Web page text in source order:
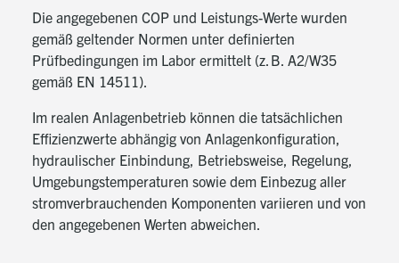
Poolheizung.
Ansteuerung von elektrischen Heizstäben und
Speicherladegruppe
Für zusätzliche Heizoptionen und hohe
Hinweis:
Innerhalb des Wärmepumpengehäuses ist ein
Sicherheitsventil (Öffnungsdruck
2,5 bar) eingebaut. Die Sicherheitsventile in der
Heizungsanlage
Die angegebenen COP und Leistungs-Werte wurden
gemäß geltender Normen unter definierten
Prüfbedingungen im Labor ermittelt (z. B. A2/W35
gemäß EN 14511).
Im realen Anlagenbetrieb können die tatsächlichen
Effizienzwerte abhängig von Anlagenkonfiguration,
hydraulischer Einbindung, Betriebsweise, Regelung,
Umgebungstemperaturen sowie dem Einbezug aller
stromverbrauchenden Komponenten variieren und von
den angegebenen Werten abweichen.